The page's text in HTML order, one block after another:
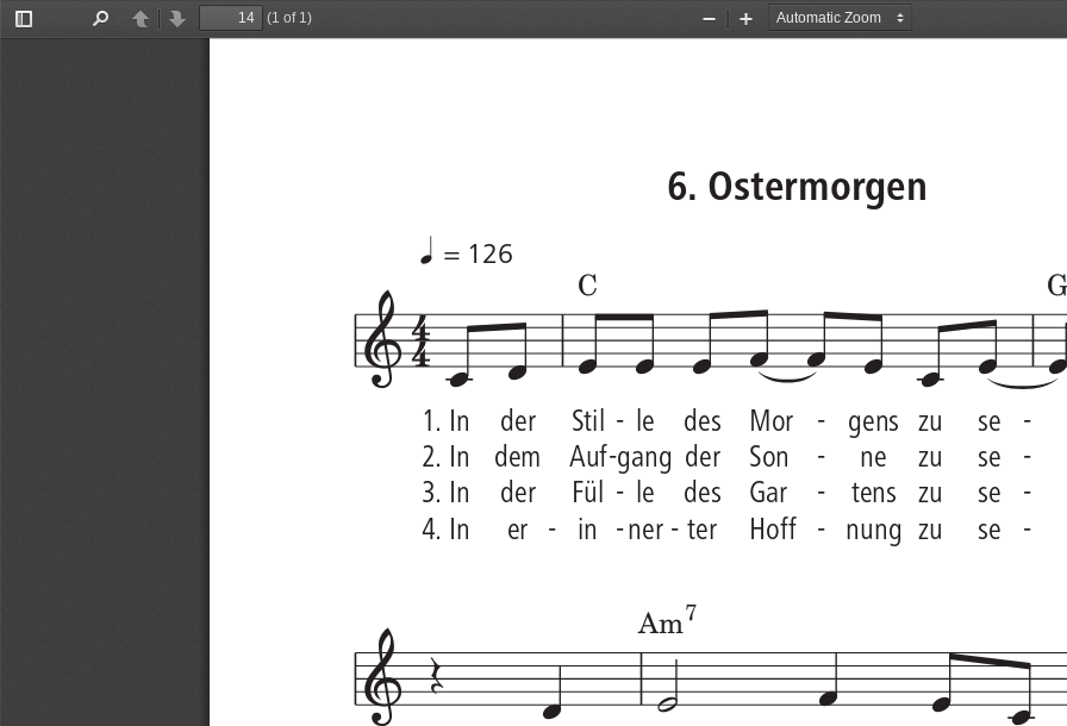
Toggle
PreviousNext
(1 of 1)
Zoom
Zoom






= 126
1. In der Stil - le des    Mor - gens   zu se
2. In   dem    Auf-gang  der Son - ne zu se
3. In
der Fül - le des    Gar - tens   zu se
4. In
er - in -ner - ter Hoff - nung  zu se
  

6. Ostermorgen